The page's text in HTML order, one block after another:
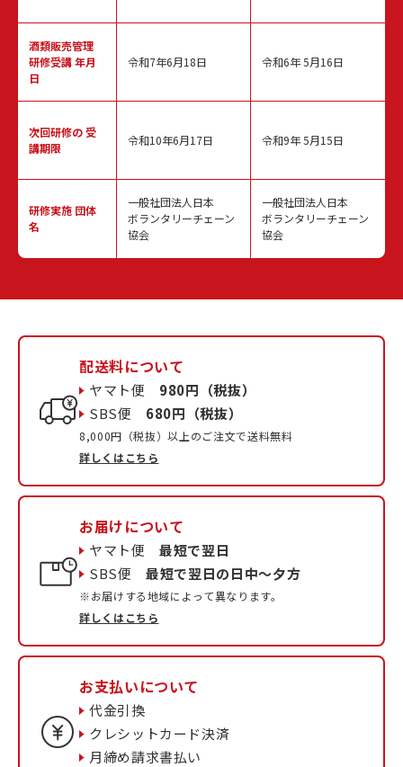
酒類販売管理
研修受講 年月
日
次回研修の受
講期限
研修実施 団体
名
令和7年6月18日
令和10年6月17日
一般社団法人日本
ボランタリーチェーン
協会
令和6年 5月16日
令和9年 5月15日
一般社団法人日本
ボランタリーチェーン
協会
配送料について
ヤマト便 980円（税抜）
SBS便 680円（税抜）
8,000円（税抜）以上のご注文で送料無料
詳しくはこちら
お届けについて
ヤマト便最短で翌日
SBS便最短で翌日の日中〜夕方
※お届けする地域によって異なります。
詳しくはこちら
お支払いについて
代金引換
クレシットカード決済
月締め請求書払い